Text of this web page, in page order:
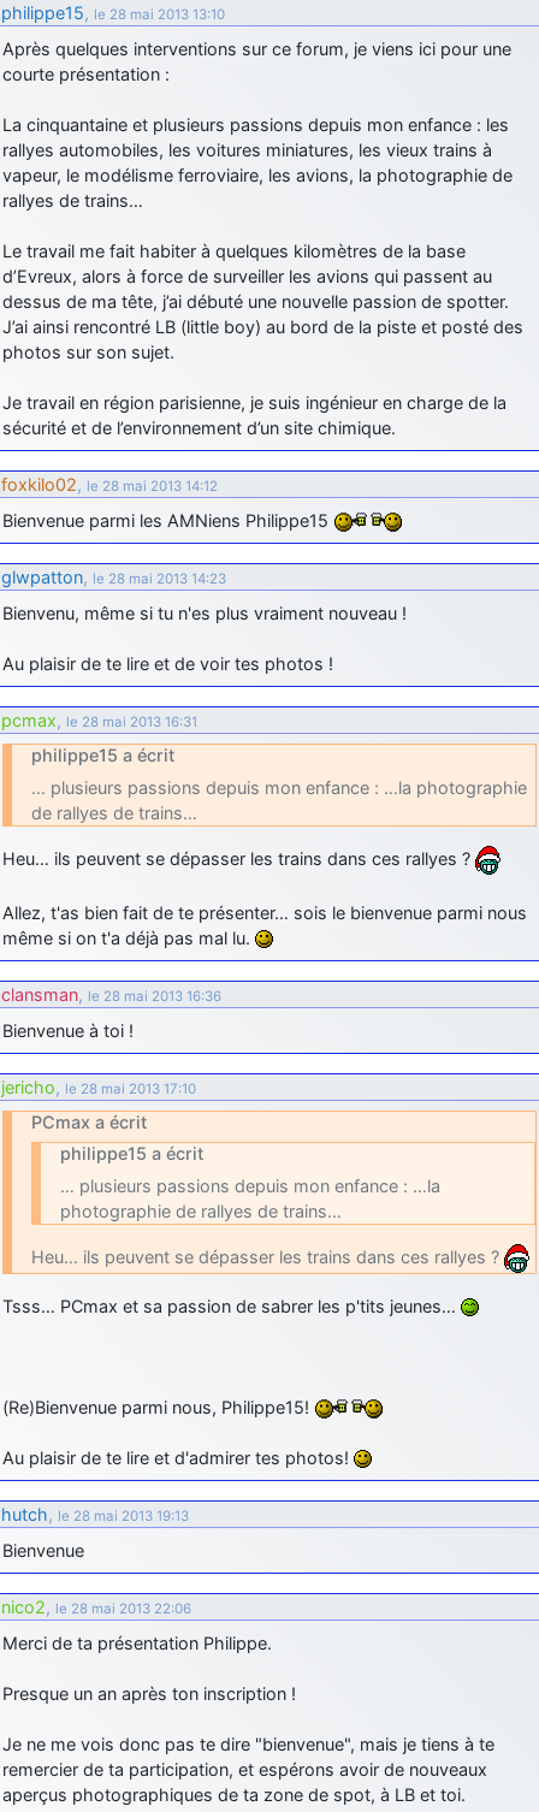
fox_50: Bonjour, certains parmis vous étaient-ils présent au
meeting de Lann Bihoué de 2026 ?
cachée dans les pins
jericho: Bonne année et tous mes meilleurs voeux à tous pour
2026 !
little boy : je vous souhaite un bon réveillon pour cette nouvelle
jericho: Merci D9pouces, à mon tour de souhaiter un Joyeux Noël
et de bonnes fêtes de fin d'année.
d9pouces: Joyeux Noël à tous !
: mais tu peux tenter l'un des rares lycées militaires
comme le Prytanée dans la Sarthe, ça ne peut pas faire de mal !
d9pouces : C'est plutôt après le lycée, voire après une prépa
scientifique, tu as donc encore un peu de temps devant toi
yaellerigolow : bonjour a tous je suis un élève de première
passionnée par l'aviation militaire , pourrais je savoir que faire après
le lycée pour s'orienter et pouvoir devenir officier de l'armée de l'air?
d9pouces: lesquels, par exemple ?
mahmoud: bonsoir, très instructif ce site .mais nous aimerions avoir
d9pouces: Ça me casse quand même bien les pieds, j’avoue
jericho: Pour moi tout est à nouveau OK dirait-on… Merci à toi.
d9pouces: En espérant n’avoir coupé les accessoires de personne
au passage !
d9pouces
: j'ai trouvé un palliatif un peu violent, mais ça devrait aller
un peu mieux
d9pouces: cette fois, c'est le Brésil et Singapour qui mettent le site
jericho: Ah ben je peux te confirmer que j'étais resté dans le filtre…
d9pouces: Désolé ! Mon filtrage a été un peu trop violent
manifestement
philippe15, le 28 mai 2013 13:10
Après quelques interventions sur ce forum, je viens ici pour une
courte présentation :
La cinquantaine et plusieurs passions depuis mon enfance : les
rallyes automobiles, les voitures miniatures, les vieux trains à
vapeur, le modélisme ferroviaire, les avions, la photographie de
rallyes de trains…
Le travail me fait habiter à quelques kilomètres de la base
d’Evreux, alors à force de surveiller les avions qui passent au
dessus de ma tête, j’ai débuté une nouvelle passion de spotter.
J’ai ainsi rencontré LB (little boy) au bord de la piste et posté des
photos sur son sujet.
Je travail en région parisienne, je suis ingénieur en charge de la
sécurité et de l’environnement d’un site chimique.
foxkilo02, le 28 mai 2013 14:12
Bienvenue parmi les AMNiens Philippe15
glwpatton, le 28 mai 2013 14:23
Bienvenu, même si tu n'es plus vraiment nouveau !
Au plaisir de te lire et de voir tes photos !
pcmax, le 28 mai 2013 16:31
philippe15 a écrit
… plusieurs passions depuis mon enfance : …la photographie
de rallyes de trains…
Heu… ils peuvent se dépasser les trains dans ces rallyes ?
Allez, t'as bien fait de te présenter… sois le bienvenue parmi nous
même si on t'a déjà pas mal lu.
clansman, le 28 mai 2013 16:36
Bienvenue à toi !
jericho, le 28 mai 2013 17:10
PCmax a écrit
philippe15 a écrit
… plusieurs passions depuis mon enfance : …la
photographie de rallyes de trains…
Heu… ils peuvent se dépasser les trains dans ces rallyes ?
Tsss… PCmax et sa passion de sabrer les p'tits jeunes…
(Re)Bienvenue parmi nous, Philippe15!
Au plaisir de te lire et d'admirer tes photos!
hutch, le 28 mai 2013 19:13
Bienvenue
nico2, le 28 mai 2013 22:06
Merci de ta présentation Philippe.
Presque un an après ton inscription !
Je ne me vois donc pas te dire "bienvenue", mais je tiens à te
remercier de ta participation, et espérons avoir de nouveaux
aperçus photographiques de ta zone de spot, à LB et toi.